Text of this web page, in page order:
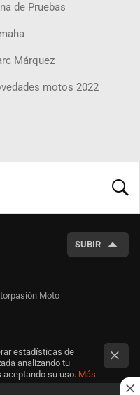
de Pruebas
Márquez
motos 2022
SUBIR
Moto
estadísticas de
analizando tu
aceptando su uso. Más